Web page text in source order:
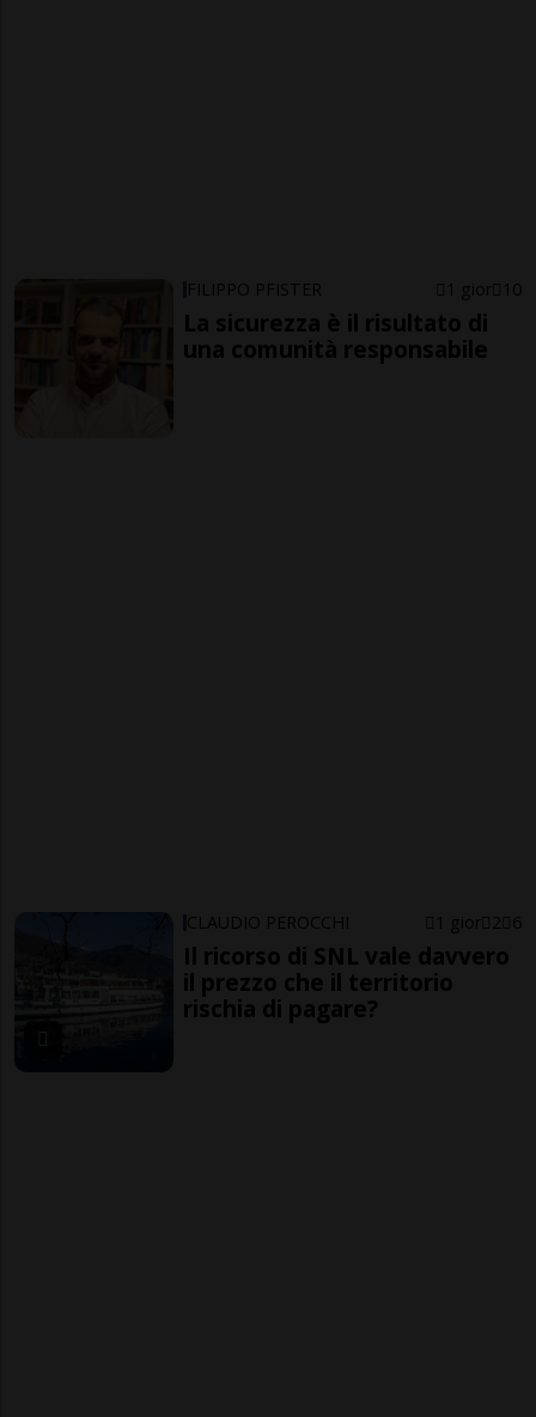
FILIPPO PFISTER 1 gior 10
La sicurezza è il risultato di
una comunità responsabile
CLAUDIO PEROCCHI 1 gior 2 6
Il ricorso di SNL vale davvero
il prezzo che il territorio
rischia di pagare?